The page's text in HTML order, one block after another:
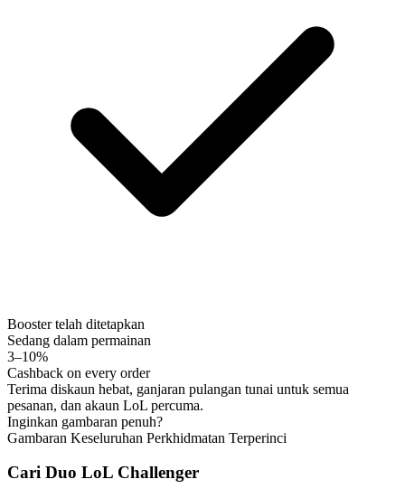
Booster telah ditetapkan
Sedang dalam permainan
3–10%
Cashback on every order
Terima diskaun hebat, ganjaran pulangan tunai untuk semua
pesanan, dan akaun LoL percuma.
Inginkan gambaran penuh?
Gambaran Keseluruhan Perkhidmatan Terperinci
Cari Duo LoL Challenger